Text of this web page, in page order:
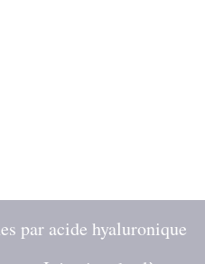
par acide hyaluronique